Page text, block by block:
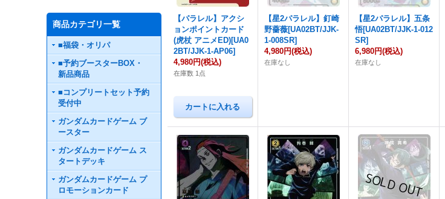
商品カテゴリ一覧
■福袋・オリパ
■予約ブースターBOX・
新品商品
■コンプリートセット予約
受付中
ガンダムカードゲーム ブ
ースター
ガンダムカードゲーム ス
タートデッキ
ガンダムカードゲーム プ
ロモーションカード
【パラレル】アクシ
ョンポイントカード
(虎杖 アニメED)[UA0
2BT/JJK-1-AP06]
4,980円(税込)
在庫数 1点
【星2パラレル】釘崎
野薔薇[UA02BT/JJK-
1-008SR]
4,980円(税込)
在庫なし
【星2パラレル】五条
悟[UA02BT/JJK-1-012
SR]
6,980円(税込)
在庫なし